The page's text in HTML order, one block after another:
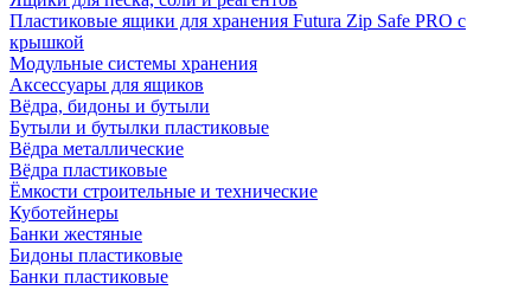
Пластиковые ящики для хранения Futura Zip Safe PRO с
крышкой
Модульные системы хранения
Аксессуары для ящиков
Вёдра, бидоны и бутыли
Бутыли и бутылки пластиковые
Вёдра металлические
Вёдра пластиковые
Ёмкости строительные и технические
Куботейнеры
Банки жестяные
Бидоны пластиковые
Банки пластиковые